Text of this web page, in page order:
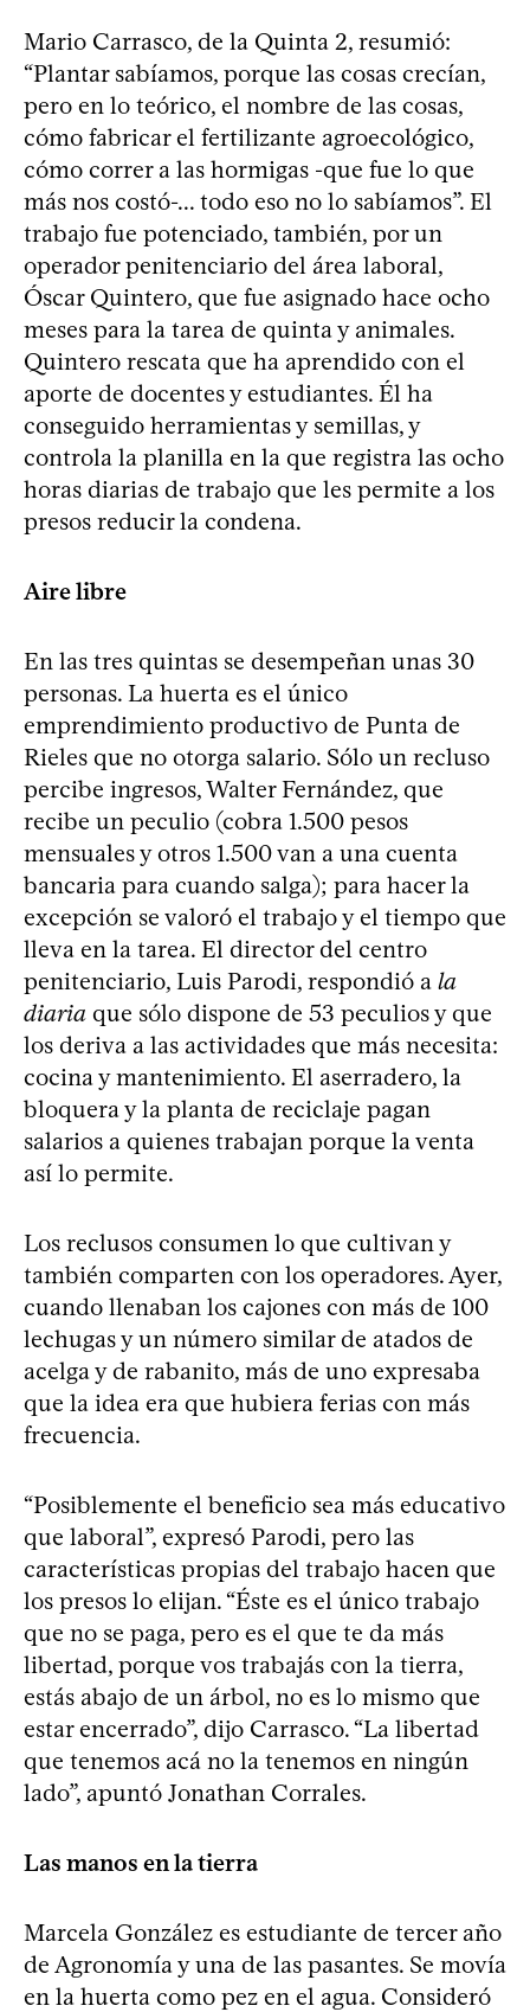
Mario Carrasco, de la Quinta 2, resumió:
“Plantar sabíamos, porque las cosas crecían,
pero en lo teórico, el nombre de las cosas,
cómo fabricar el fertilizante agroecológico,
cómo correr a las hormigas -que fue lo que
más nos costó-... todo eso no lo sabíamos”. El
trabajo fue potenciado, también, por un
operador penitenciario del área laboral,
Óscar Quintero, que fue asignado hace ocho
meses para la tarea de quinta y animales.
Quintero rescata que ha aprendido con el
aporte de docentes y estudiantes. Él ha
conseguido herramientas y semillas, y
controla la planilla en la que registra las ocho
horas diarias de trabajo que les permite a los
presos reducir la condena.
Aire libre
En las tres quintas se desempeñan unas 30
personas. La huerta es el único
emprendimiento productivo de Punta de
Rieles que no otorga salario. Sólo un recluso
percibe ingresos, Walter Fernández, que
recibe un peculio (cobra 1.500 pesos
mensuales y otros 1.500 van a una cuenta
bancaria para cuando salga); para hacer la
excepción se valoró el trabajo y el tiempo que
lleva en la tarea. El director del centro
penitenciario, Luis Parodi, respondió a la
diaria que sólo dispone de 53 peculios y que
los deriva a las actividades que más necesita:
cocina y mantenimiento. El aserradero, la
bloquera y la planta de reciclaje pagan
salarios a quienes trabajan porque la venta
así lo permite.
Los reclusos consumen lo que cultivan y
también comparten con los operadores. Ayer,
cuando llenaban los cajones con más de 100
lechugas y un número similar de atados de
acelga y de rabanito, más de uno expresaba
que la idea era que hubiera ferias con más
frecuencia.
“Posiblemente el beneficio sea más educativo
que laboral”, expresó Parodi, pero las
características propias del trabajo hacen que
los presos lo elijan. “Éste es el único trabajo
que no se paga, pero es el que te da más
libertad, porque vos trabajás con la tierra,
estás abajo de un árbol, no es lo mismo que
estar encerrado”, dijo Carrasco. “La libertad
que tenemos acá no la tenemos en ningún
lado”, apuntó Jonathan Corrales.
Las manos en la tierra
Marcela González es estudiante de tercer año
de Agronomía y una de las pasantes. Se movía
en la huerta como pez en el agua. Consideró